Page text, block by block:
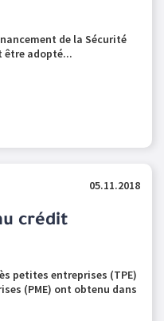
de la Sécurité
être adopté...
05.11.2018
crédit
petites entreprises (TPE)
(PME) ont obtenu dans